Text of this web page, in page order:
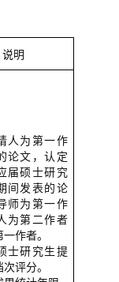
说明
人 为 第一作
论文 ，认定
届硕士研究
间发表的论
师为第一作
为第二作者
作者。
士研究生提
评分。